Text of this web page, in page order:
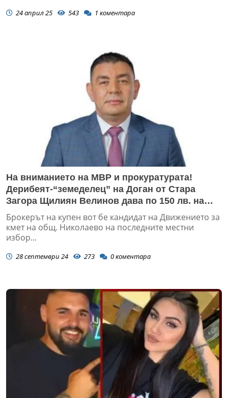
24 април 25 543 1 коментара
На вниманието на МВР и прокуратурата!
Дерибеят-“земеделец” на Доган от Стара
Загора Щилиян Велинов дава по 150 лв. на
купен глас. “Аз ти казвам, брат, ще ги думкам,
аз ги знам хората, няма на къде да...
Брокерът на купен вот бе кандидат на Движението за
кмет на общ. Николаево на последните местни
избор...
28 септември 24 273 0коментара